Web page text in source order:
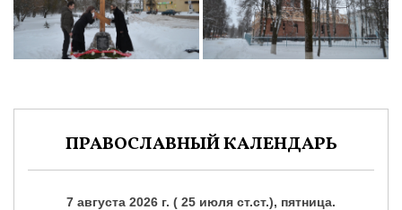
ПРАВОСЛАВНЫЙ КАЛЕНДАРЬ
7 августа 2026 г. ( 25 июля ст.ст.), пятница.